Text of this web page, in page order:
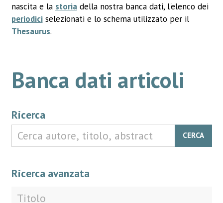
nascita e la storiadella nostra banca dati, l'elenco dei
periodiciselezionati e lo schema utilizzato per il
Thesaurus.
Banca dati articoli
Ricerca
CERCA
Ricerca avanzata